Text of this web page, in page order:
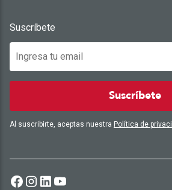
Suscríbete
Suscríbete
Al suscribirte, aceptas nuestra Política de